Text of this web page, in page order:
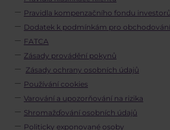
Pravidla kompenzačního fondu investorů
Dodatek k podmínkám pro obchodování
FATCA
Zásady provádění pokynů
Zásady ochrany osobních údajů
Používání cookies
Varování a upozorňování na rizika
Shromažďování osobních údajů
Politicky exponované osoby